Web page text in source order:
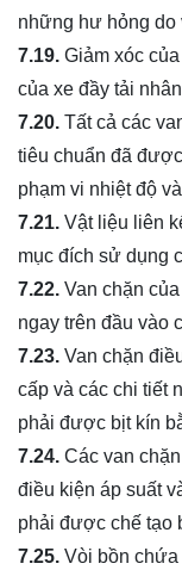
những hư hỏng do
7.19. Giảm xóc
của xe đầy tải
7.20. Tất cả các
tiêu chuẩn đã
phạm vi nhiệt độ
7.21. Vật liệu liên
mục đích sử dụng
7.22. Van chặn
ngay trên đầu vào
7.23. Van chặn
cấp và các chi tiết
phải được bịt kín
7.24. Các van
điều kiện áp suất
phải được chế tạo
7.25. Vòi bồn